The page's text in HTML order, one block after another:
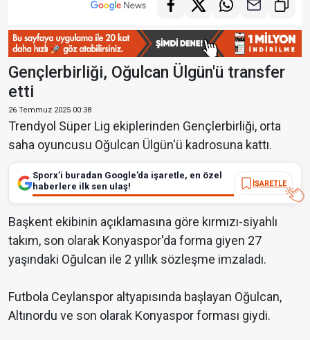
Gençlerbirliği, Oğulcan Ülgün'ü transfer
etti
26 Temmuz 2025 00:38
Trendyol Süper Lig ekiplerinden Gençlerbirliği, orta
saha oyuncusu Oğulcan Ülgün'ü kadrosuna kattı.
Sporx’i buradan Google’da işaretle, en özel
haberlere ilk sen ulaş!
İŞARETLE
Başkent ekibinin açıklamasına göre kırmızı-siyahlı
takım, son olarak Konyaspor'da forma giyen 27
yaşındaki Oğulcan ile 2 yıllık sözleşme imzaladı.
Futbola Ceylanspor altyapısında başlayan Oğulcan,
Altınordu ve son olarak Konyaspor forması giydi.